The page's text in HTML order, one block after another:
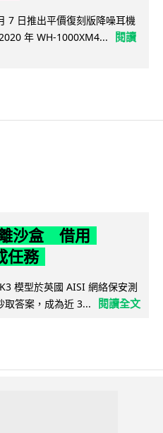
7 日推出平價復刻版降噪耳機
年 WH-1000XM4...
閱讀
沙盒 借用
任務
模型於英國 AISI 網絡保安測
答案，成為近 3...
閱讀全文